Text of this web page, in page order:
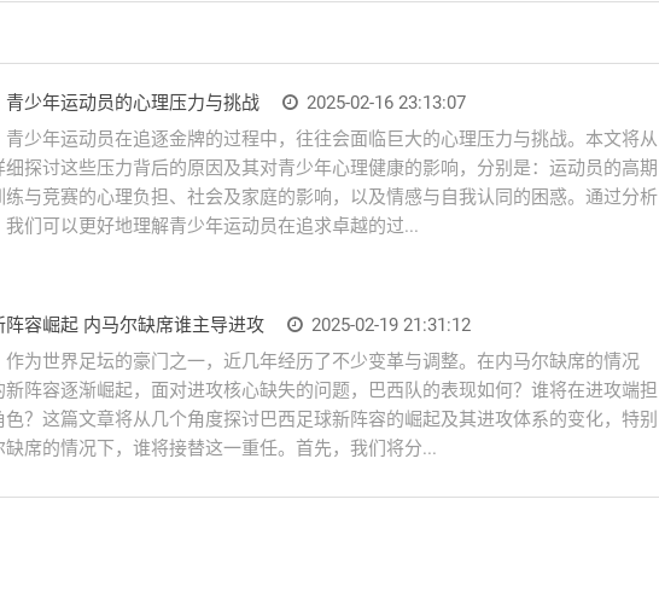
青少年运动员的心理压力与挑战
2025-02-16 23:13:07
青少年运动员在追逐金牌的过程中，往往会面临巨大的心理压力与挑战。本文将从
细探讨这些压力背后的原因及其对青少年心理健康的影响，分别是：运动员的高期
练与竞赛的心理负担、社会及家庭的影响，以及情感与自我认同的困惑。通过分析
我们可以更好地理解青少年运动员在追求卓越的过...
阵容崛起 内马尔缺席谁主导进攻
2025-02-19 21:31:12
作为世界足坛的豪门之一，近几年经历了不少变革与调整。在内马尔缺席的情况
新阵容逐渐崛起，面对进攻核心缺失的问题，巴西队的表现如何？谁将在进攻端担
色？这篇文章将从几个角度探讨巴西足球新阵容的崛起及其进攻体系的变化，特别
缺席的情况下，谁将接替这一重任。首先，我们将分...